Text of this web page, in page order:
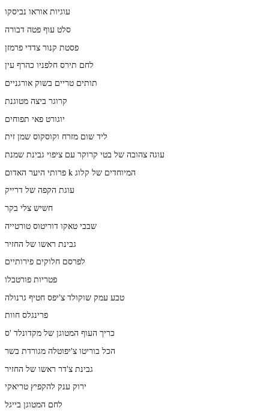
עוגיות אוראו נביסקו
סלט עוף פטה דבורה
פסטת קנור צדדי פרמזן
לחם תירס חלפניו כהרף עין
תותים טריים בשוק אורגניים
קרוגר ביצה מטוגנת
יוגורט פאי תפוחים
ליד שום מזרח וקוסקוס שמן זית
עוגה צהובה של בטי קרוקר עם ציפוי גבינת שמנת
פרותי היער האדום k המיוחדים של קלוג
עוגת הקפה של דרייק
חשיש צלי בקר
שבבי טאקו דוריטוס טורטייה
גבינת ראשו של החזיר
לפרסם חלוקים פירותיים
פטריות פורטבלו
טבע עמק שוקולד צ'יפס חטיף גרנולה
פרינגלס חוות
כריך העוף המטוגן של מקדונלד 'ס
הכל בוריטו צ'יפוטלה מגורדת בשר
גבינת צ'דר ראשו של החזיר
ירוק ענק להקפיץ טריאקי
לחם המטוגן בייגל